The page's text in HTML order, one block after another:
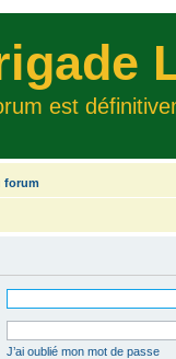
est
forum
J’ai oublié mon mot de passe